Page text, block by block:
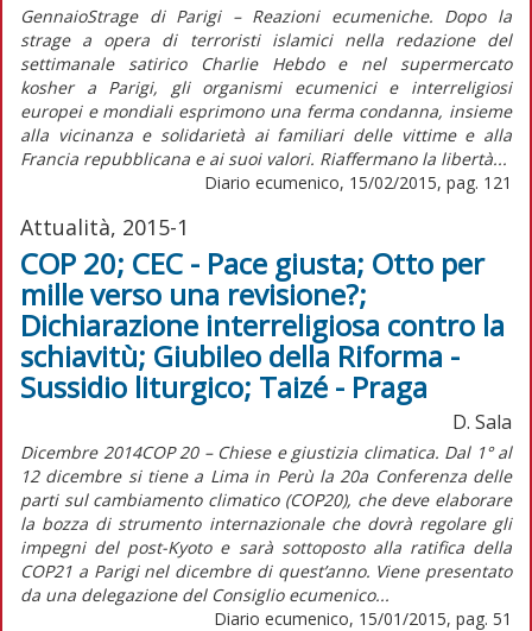
GennaioStrage di Parigi – Reazioni ecumeniche. Dopo la
strage a opera di terroristi islamici nella redazione del
settimanale satirico Charlie Hebdo e nel supermercato
kosher a Parigi, gli organismi ecumenici e interreligiosi
europei e mondiali esprimono una ferma condanna, insieme
alla vicinanza e solidarietà ai familiari delle vittime e alla
Francia repubblicana e ai suoi valori. Riaffermano la libertà...
Diario ecumenico, 15/02/2015, pag. 121
Attualità, 2015-1
COP 20; CEC - Pace giusta; Otto per
mille verso una revisione?;
Dichiarazione interreligiosa contro la
schiavitù; Giubileo della Riforma -
Sussidio liturgico; Taizé - Praga
D. Sala
Dicembre 2014COP 20 – Chiese e giustizia climatica. Dal 1° al
12 dicembre si tiene a Lima in Perù la 20a Conferenza delle
parti sul cambiamento climatico (COP20), che deve elaborare
la bozza di strumento internazionale che dovrà regolare gli
impegni del post-Kyoto e sarà sottoposto alla ratifica della
COP21 a Parigi nel dicembre di quest’anno. Viene presentato
da una delegazione del Consiglio ecumenico...
Diario ecumenico, 15/01/2015, pag. 51